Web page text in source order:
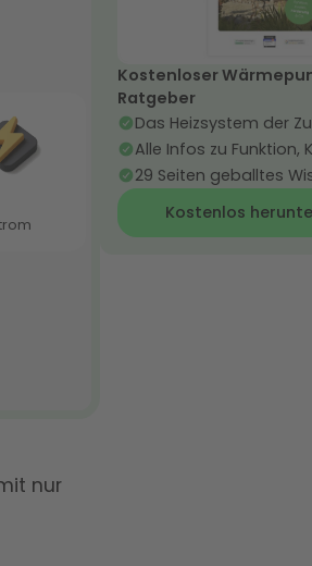
nur
Kostenloser
Ratgeber
Das Heizsystem der
Alle Infos zu Funktion,
29 Seiten geballtes
Kostenlos